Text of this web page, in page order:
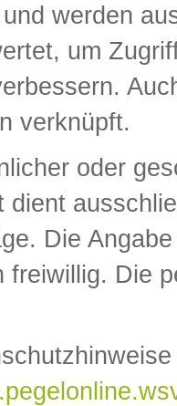
werden
um
verknüpft.
oder
dient
Die
freiwillig. Die